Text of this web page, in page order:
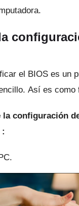
el BIOS es un
Así es como
configuración
: